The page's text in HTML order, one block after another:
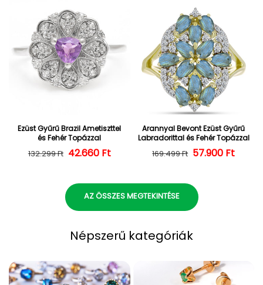
Ezüst Gyűrű Brazil Ametiszttel
és Fehér Topázzal
Normál ár
132.299 Ft Kedvezményes ár
42.660 Ft
Arannyal Bevont Ezüst Gyűrű
Labradorittal és Fehér Topázzal
Normál ár
169.499 Ft 57.900 Ft
AZ ÖSSZES MEGTEKINTÉSE
Népszerű kategóriák